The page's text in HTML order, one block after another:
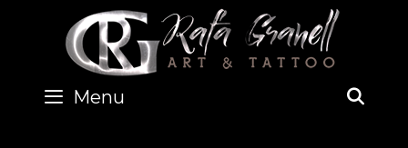
content
Menu